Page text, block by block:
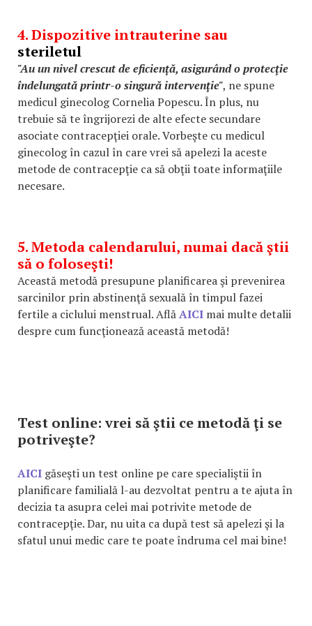
4. Dispozitive intrauterine sau
steriletul
"Au un nivel crescut de eficienţă, asigurând o protecţie
îndelungată printr-o singură intervenţie", ne spune
medicul ginecolog Cornelia Popescu. În plus, nu
trebuie să te îngrijorezi de alte efecte secundare
asociate contracepţiei orale. Vorbeşte cu medicul
ginecolog în cazul în care vrei să apelezi la aceste
metode de contracepţie ca să obţii toate informaţiile
necesare.
5. Metoda calendarului, numai dacă ştii
să o foloseşti!
Această metodă presupune planificarea şi prevenirea
sarcinilor prin abstinenţă sexuală în timpul fazei
fertile a ciclului menstrual. AflăAICI mai multe detalii
despre cum funcţionează această metodă!
Test online: vrei să ştii ce metodă ţi se
potriveşte?
AICI găseşti un test online pe care specialiştii în
planificare familială l-au dezvoltat pentru a te ajuta în
decizia ta asupra celei mai potrivite metode de
contracepţie. Dar, nu uita ca după test să apelezi şi la
sfatul unui medic care te poate îndruma cel mai bine!